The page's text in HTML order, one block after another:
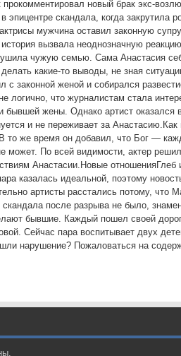
новый брак экс-
эпицентре скандала, когда закрутила
мужчина оставил законную
вызвала неоднозначную
чужую семью. Сама Анастасия
делать какие-то выводы, не зная
с законной женой и собирался
что журналистам стала
бывшей жены. Однако артист оказался
и не переживает за Анастасию.Как
то же время он добавил, что Бог —
может. По всей видимости, актер
Анастасии.Новые
казалась идеальной, поэтому
артисты расстались потому, что
после разрыва не было,
бывшие. Каждый пошел своей
Сейчас пара воспитывает двух
нарушение? Пожаловаться на